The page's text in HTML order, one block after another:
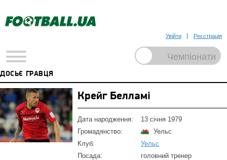
Увійти Реєстрація
ДОСЬЄ ГРАВЦЯ
Крейг Белламі
Дата народження:
13 січня 1979
Громадянство:
Уельс
Клуб:
Уельс
Посада:
головний тренер